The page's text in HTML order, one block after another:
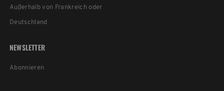
Außerhalb von Frankreich oder
Deutschland
NEWSLETTER
Abonnieren